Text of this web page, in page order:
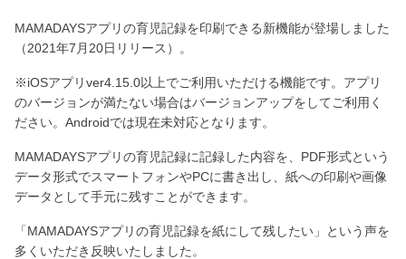
MAMADAYSアプリの育児記録を印刷できる新機能が登場しました
（2021年7月20日リリース）。
※iOSアプリver4.15.0以上でご利用いただける機能です。アプリ
のバージョンが満たない場合はバージョンアップをしてご利用く
ださい。Androidでは現在未対応となります。
MAMADAYSアプリの育児記録に記録した内容を、PDF形式という
データ形式でスマートフォンやPCに書き出し、紙への印刷や画像
データとして手元に残すことができます。
「MAMADAYSアプリの育児記録を紙にして残したい」という声を
多くいただき反映いたしました。